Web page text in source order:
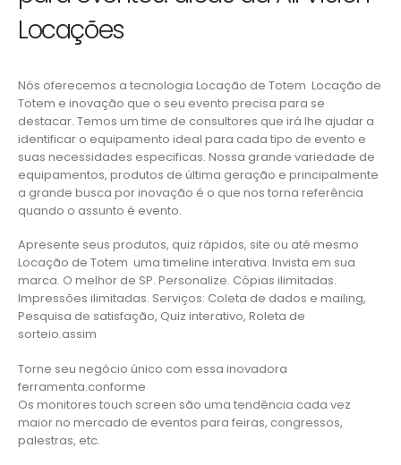
Locações
Nós oferecemos a tecnologia Locação de Totem Locação de
Totem e inovação que o seu evento precisa para se
destacar. Temos um time de consultores que irá lhe ajudar a
identificar o equipamento ideal para cada tipo de evento e
suas necessidades especificas. Nossa grande variedade de
equipamentos, produtos de última geração e principalmente
a grande busca por inovação é o que nos torna referência
quando o assunto é evento.
Apresente seus produtos, quiz rápidos, site ou até mesmo
Locação de Totem uma timeline interativa. Invista em sua
marca. O melhor de SP. Personalize. Cópias ilimitadas.
Impressões ilimitadas. Serviços: Coleta de dados e mailing,
Pesquisa de satisfação, Quiz interativo, Roleta de
sorteio.assim
Torne seu negócio único com essa inovadora
ferramenta.conforme
Os monitores touch screen são uma tendência cada vez
maior no mercado de eventos para feiras, congressos,
palestras, etc.